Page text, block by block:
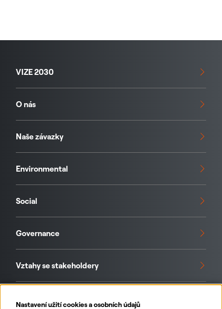
Nastavení užití cookies a osobních údajů
VIZE 2030
O nás
Naše závazky
Environmental
Social
Governance
Vztahy se stakeholdery